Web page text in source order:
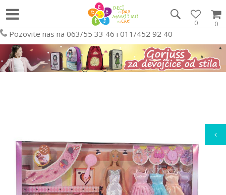
0
0
Pozovite nas na 063/55 33 46 i 011/452 92 40